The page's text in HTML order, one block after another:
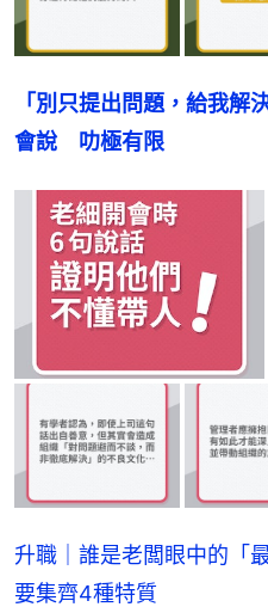
「別只提出問題，給我解
會說　叻極有限
升職｜誰是老闆眼中的「
要集齊4種特質